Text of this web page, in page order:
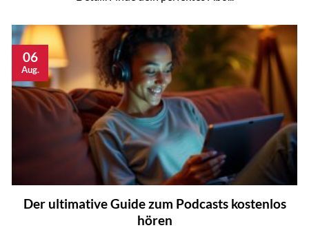
Der ultimative Guide zum Podcasts kostenlos
hören
06
Aug.